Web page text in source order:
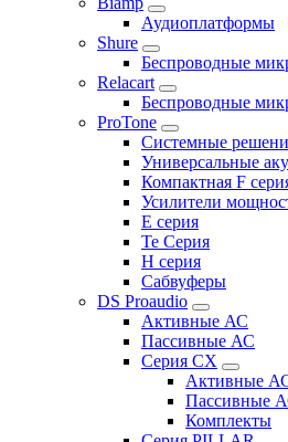
Аудиоплатформы
Shure
Беспроводные
Relacart
Беспроводные
ProTone
Системные
Универсальные
Компактная F
Усилители
E серия
Te Серия
H серия
Сабвуферы
DS Proaudio
Активные АС
Пассивные АС
Серия CX
Активные
Пассивные
Комплекты